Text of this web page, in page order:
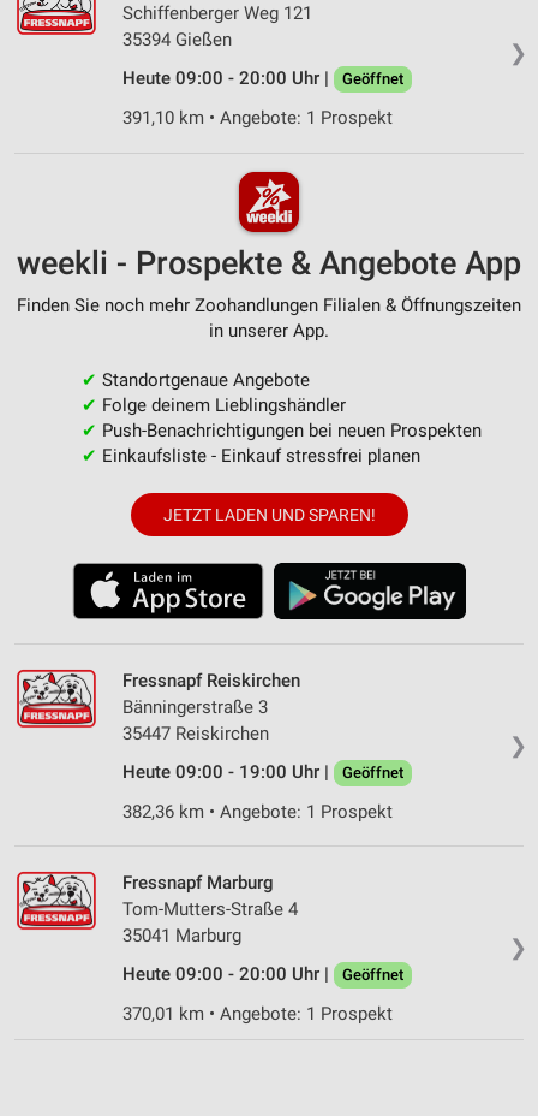
❯
Schiffenberger Weg 121
35394 Gießen
Heute 09:00 - 20:00 Uhr |
Geöffnet
391,10 km • Angebote: 1 Prospekt
weekli - Prospekte & Angebote App
Finden Sie noch mehr Zoohandlungen Filialen & Öffnungszeiten
in unserer App.
✔ Standortgenaue Angebote
✔ Folge deinem Lieblingshändler
✔ Push-Benachrichtigungen bei neuen Prospekten
✔ Einkaufsliste - Einkauf stressfrei planen
JETZT LADEN UND SPAREN!
❯
Fressnapf Reiskirchen
Bänningerstraße 3
35447 Reiskirchen
Heute 09:00 - 19:00 Uhr |
Geöffnet
382,36 km • Angebote: 1 Prospekt
❯
Fressnapf Marburg
Tom-Mutters-Straße 4
35041 Marburg
Heute 09:00 - 20:00 Uhr |
Geöffnet
370,01 km • Angebote: 1 Prospekt